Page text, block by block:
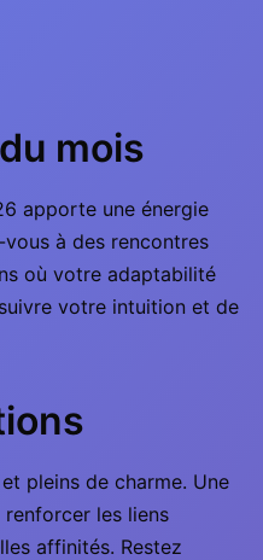
mois
apporte une énergie
à des rencontres
où votre adaptabilité
votre intuition et de
pleins de charme. Une
les liens
affinités. Restez